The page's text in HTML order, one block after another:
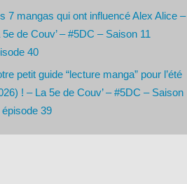
7 mangas qui ont influencé Alex Alice –
5e de Couv’ – #5DC – Saison 11
40
petit guide “lecture manga” pour l’été
! – La 5e de Couv’ – #5DC – Saison
épisode 39